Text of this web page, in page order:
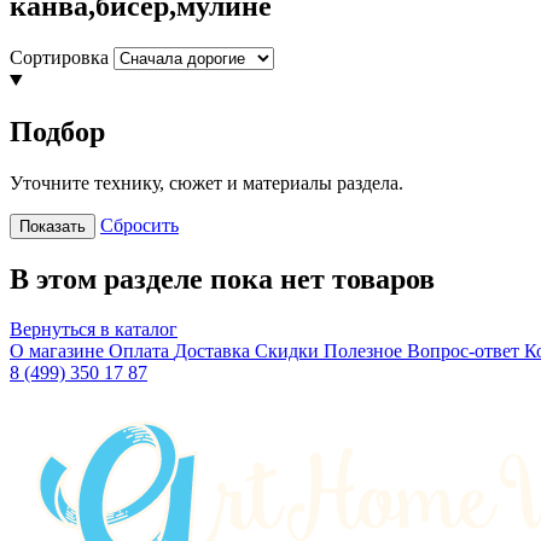
Сортировка
Подбор
Уточните технику, сюжет и материалы раздела.
Показать Сбросить
В этом разделе пока нет товаров
Вернуться в каталог
О магазине Оплата Доставка Скидки Полезное Вопрос-ответ
8 (499) 350 17 87